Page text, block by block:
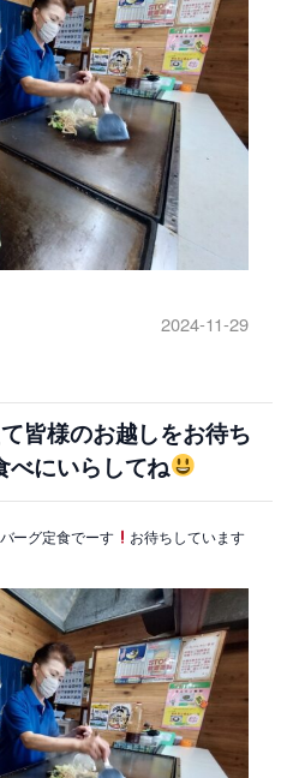
2024-11-29
皆様のお越しをお待ち
べにいらしてね
ーグ定食でーす
お待ちしています